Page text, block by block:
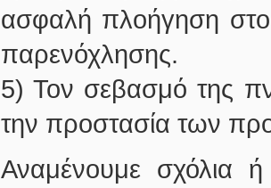
ασφαλή πλοήγηση στο
παρενόχλησης.
5) Τον σεβασμό της
την προστασία των
Αναμένουμε σχόλια